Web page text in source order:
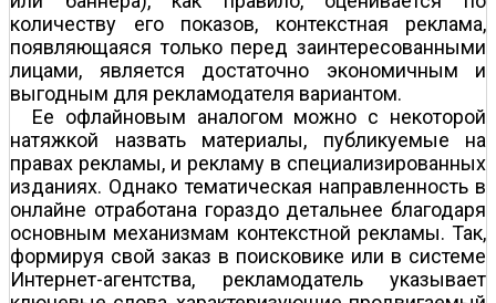
количеству его показов, контекстная реклама,
появляющаяся только перед заинтересованными
лицами, является достаточно экономичным и
выгодным для рекламодателя вариантом.
Ее офлайновым аналогом можно с некоторой
натяжкой назвать материалы, публикуемые на
правах рекламы, и рекламу в специализированных
изданиях. Однако тематическая направленность в
онлайне отработана гораздо детальнее благодаря
основным механизмам контекстной рекламы. Так,
формируя свой заказ в поисковике или в системе
Интернет-агентства, рекламодатель указывает